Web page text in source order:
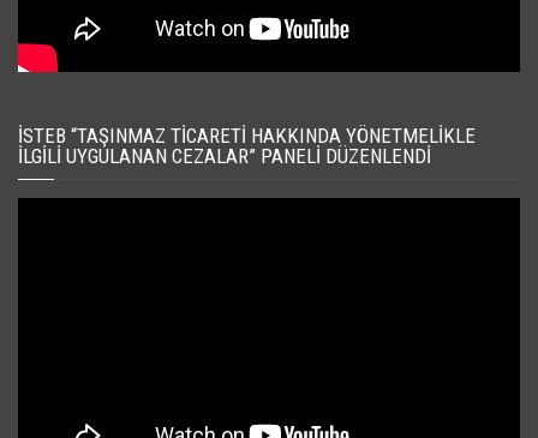
İSTEB “TAŞINMAZ TICARETI HAKKINDA YÖNETMELIKLE
İLGILI UYGULANAN CEZALAR” PANELI DÜZENLENDI